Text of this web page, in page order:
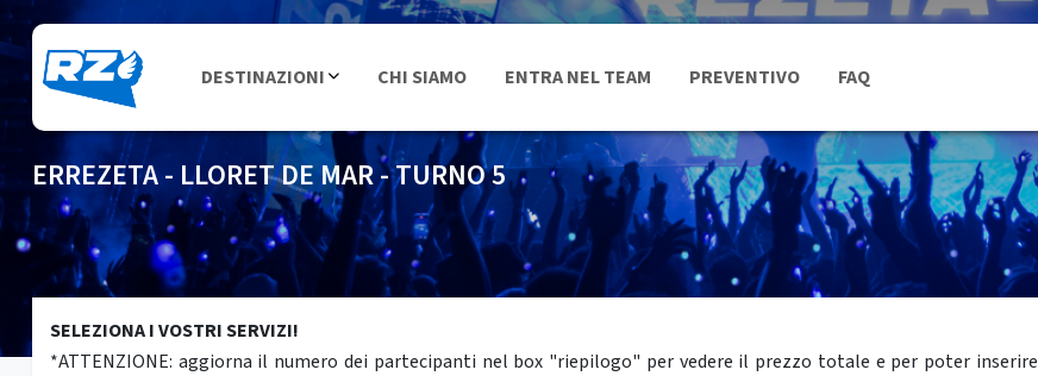
DESTINAZIONI CHI SIAMO ENTRA NEL TEAM PREVENTIVO FAQ
ERREZETA - LLORET DE MAR - TURNO 5
SELEZIONA I VOSTRI SERVIZI!
*ATTENZIONE: aggiorna il numero dei partecipanti nel box "riepilogo" per vedere il prezzo totale e per poter inserire